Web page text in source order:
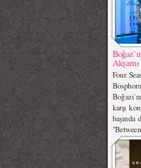
Akşamı
Four
karşı
başında
sahipliği